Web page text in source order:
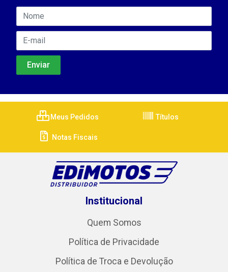
Meus Pedidos Títulos
Notas Fiscais
Institucional
Quem Somos
Política de Privacidade
Política de Troca e Devolução